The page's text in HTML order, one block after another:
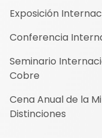
Exposición
Conferencia
Seminario
Cobre
Cena Anual de la
Distinciones